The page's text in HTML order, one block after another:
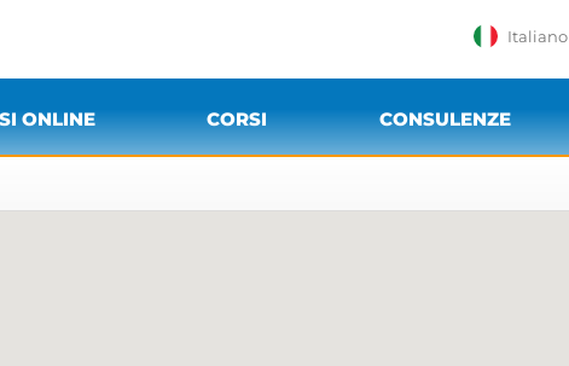
Italiano
ONLINE CORSI CONSULENZE